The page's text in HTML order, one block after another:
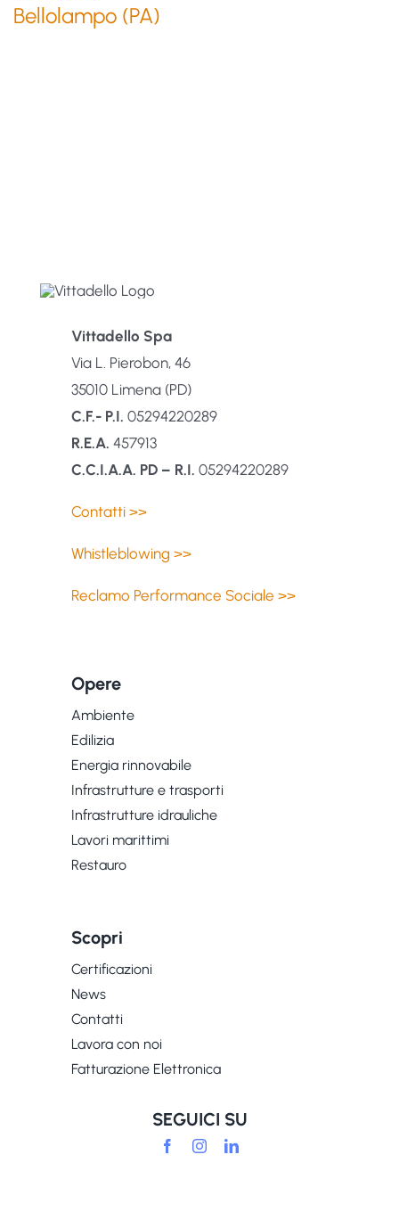
Bellolampo (PA)
Vittadello Spa
Via L. Pierobon, 46
35010 Limena (PD)
C.F.- P.I. 05294220289
R.E.A. 457913
C.C.I.A.A. PD – R.I. 05294220289
Contatti >>
Whistleblowing >>
Reclamo Performance Sociale >>
Opere
Ambiente
Edilizia
Energia rinnovabile
Infrastrutture e trasporti
Infrastrutture idrauliche
Lavori marittimi
Restauro
Scopri
Certificazioni
News
Contatti
Lavora con noi
Fatturazione Elettronica
SEGUICI SU